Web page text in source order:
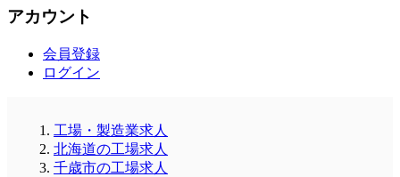
アカウント
会員登録
ログイン
工場・製造業求人
北海道の工場求人
千歳市の工場求人